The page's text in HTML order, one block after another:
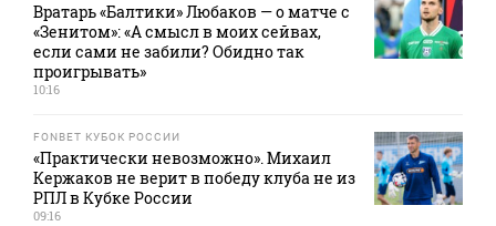
Вратарь «Балтики» Любаков — о матче с
«Зенитом»: «А смысл в моих сейвах,
если сами не забили? Обидно так
проигрывать»
10:16
FONBET КУБОК РОССИИ
«Практически невозможно». Михаил
Кержаков не верит в победу клуба не из
РПЛ в Кубке России
09:16